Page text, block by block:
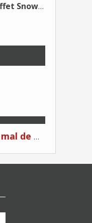
Big data ou BIG CATA ? - L' effet Snowden - Editions Kawa - Un Éditeur différent !
du plagiat ! "